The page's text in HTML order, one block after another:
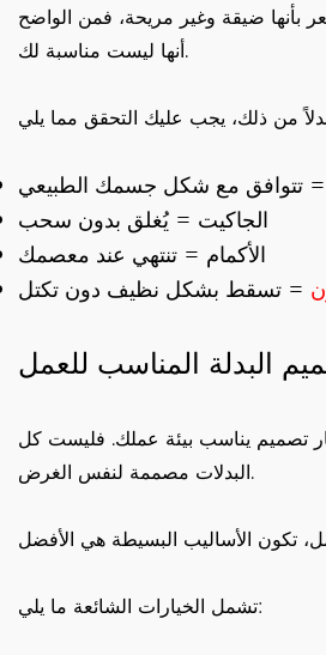
بأنها ضيقة وغير مريحة، فمن الواضح
أنها ليست مناسبة لك.
تتوافق مع شكل جسمك الطبيعي
الجاكيت = يُغلق بدون سحب
الأكمام = تنتهي عند معصمك
= تسقط بشكل نظيف دون تكتل
البدلة المناسب للعمل
تصميم يناسب بيئة عملك. فليست كل
البدلات مصممة لنفس الغرض.
تشمل الخيارات الشائعة ما يلي: